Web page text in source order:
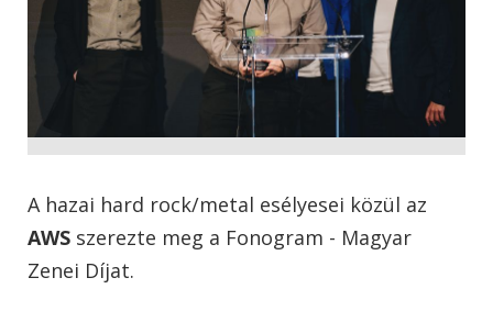
A hazai hard rock/metal esélyesei közül az
AWS szerezte meg a Fonogram - Magyar
Zenei Díjat.